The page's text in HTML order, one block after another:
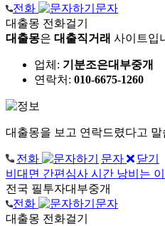
전화
문자
대출몽 전화걸기
대출몽은 대출직거래 사이트입
업체: 기분조은대부중개
연락처: 010-6675-1260
대출몽을 보고 연락드렸다고 말
전화 문자
닫기
비대면 간편심사 시간 낭비는
전국 필투자대부중개
전화
문자
대출몽 전화걸기